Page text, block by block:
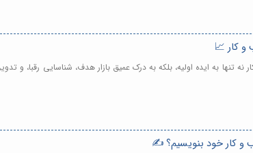
و کار 📈
تنها به ایده اولیه، بلکه به درک عمیق بازار هدف، شناسایی رقبا،
و کار خود بنویسیم؟ ✍️